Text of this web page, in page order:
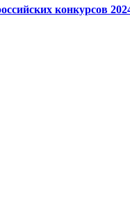
конкурсов